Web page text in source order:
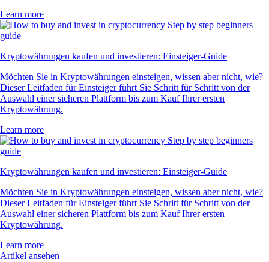
Learn more
Kryptowährungen kaufen und investieren: Einsteiger-Guide
Möchten Sie in Kryptowährungen einsteigen, wissen aber nicht, wie?
Dieser Leitfaden für Einsteiger führt Sie Schritt für Schritt von der
Auswahl einer sicheren Plattform bis zum Kauf Ihrer ersten
Kryptowährung.
Learn more
Kryptowährungen kaufen und investieren: Einsteiger-Guide
Möchten Sie in Kryptowährungen einsteigen, wissen aber nicht, wie?
Dieser Leitfaden für Einsteiger führt Sie Schritt für Schritt von der
Auswahl einer sicheren Plattform bis zum Kauf Ihrer ersten
Kryptowährung.
Learn more
Artikel ansehen